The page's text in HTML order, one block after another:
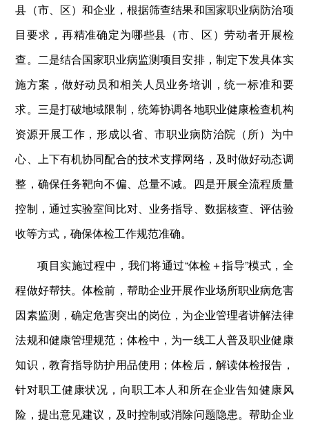
县（市、区）和企业，根据筛查结果和国家职业病防治项
目要求，再精准确定为哪些县（市、区）劳动者开展检
查。二是结合国家职业病监测项目安排，制定下发具体实
施方案，做好动员和相关人员业务培训，统一标准和要
求。三是打破地域限制，统筹协调各地职业健康检查机构
资源开展工作，形成以省、市职业病防治院（所）为中
心、上下有机协同配合的技术支撑网络，及时做好动态调
整，确保任务靶向不偏、总量不减。四是开展全流程质量
控制，通过实验室间比对、业务指导、数据核查、评估验
收等方式，确保体检工作规范准确。
项目实施过程中，我们将通过“体检＋指导”模式，全
程做好帮扶。体检前，帮助企业开展作业场所职业病危害
因素监测，确定危害突出的岗位，为企业管理者讲解法律
法规和健康管理规范；体检中，为一线工人普及职业健康
知识，教育指导防护用品使用；体检后，解读体检报告，
针对职工健康状况，向职工本人和所在企业告知健康风
险，提出意见建议，及时控制或消除问题隐患。帮助企业